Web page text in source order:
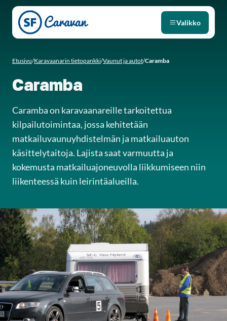
Siirry sivun sisältöön
Valikko
Etusivu/Karavaanarin tietopankki/Vaunut ja autot/Caramba
Caramba
Caramba on karavaanareille tarkoitettua
kilpailutoimintaa, jossa kehitetään
matkailuvaunuyhdistelmän ja matkailuauton
käsittelytaitoja. Lajista saat varmuutta ja
kokemusta matkailuajoneuvolla liikkumiseen niin
liikenteessä kuin leirintäalueilla.